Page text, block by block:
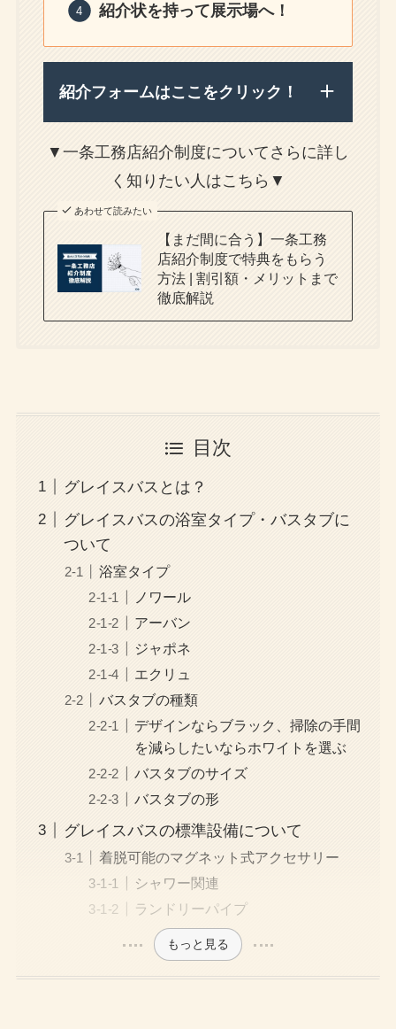
紹介状を持って展示場へ！
紹介フォームはここをクリック！
▼一条工務店紹介制度についてさらに詳し
く知りたい人はこちら▼
あわせて読みたい
【まだ間に合う】一条工務
店紹介制度で特典をもらう
方法 | 割引額・メリットまで
徹底解説
目次
グレイスバスとは？
グレイスバスの浴室タイプ・バスタブに
ついて
浴室タイプ
ノワール
アーバン
ジャポネ
エクリュ
バスタブの種類
デザインならブラック、掃除の手間
を減らしたいならホワイトを選ぶ
バスタブのサイズ
バスタブの形
グレイスバスの標準設備について
着脱可能のマグネット式アクセサリー
シャワー関連
ランドリーパイプ
もっと見る